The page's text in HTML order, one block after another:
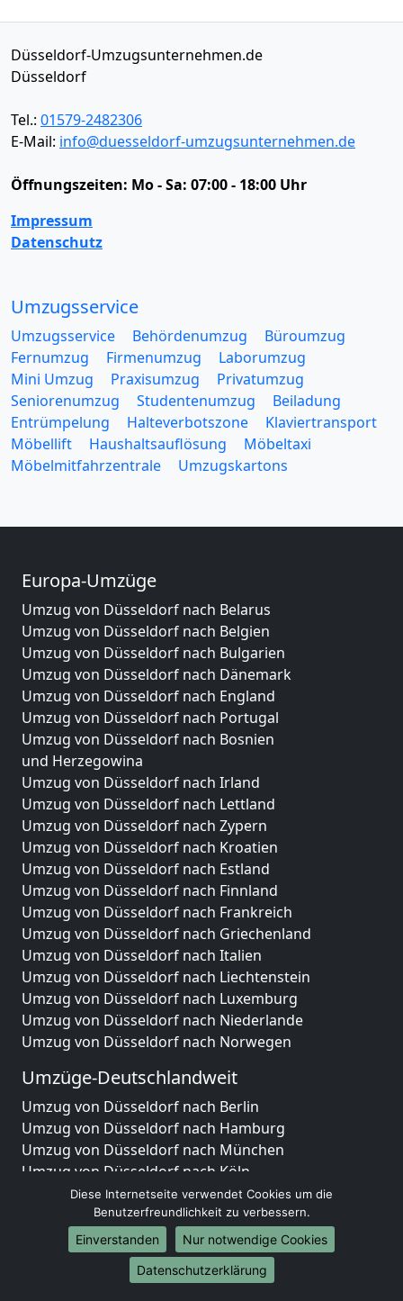
Düsseldorf-Umzugsunternehmen.de
Düsseldorf
Tel.: 01579-2482306
E-Mail: info@duesseldorf-umzugsunternehmen.de
Öffnungszeiten: Mo - Sa: 07:00 - 18:00 Uhr
Impressum
Datenschutz
Umzugsservice
Umzugsservice Behördenumzug
Büroumzug
Fernumzug
Firmenumzug
Laborumzug
Mini Umzug
Praxisumzug
Privatumzug
Seniorenumzug
Studentenumzug
Beiladung
Entrümpelung
Halteverbotszone
Klaviertransport
Möbellift
Haushaltsauflösung
Möbeltaxi
Möbelmitfahrzentrale
Umzugskartons
Europa-Umzüge
Umzug von Düsseldorf nach Belarus
Umzug von Düsseldorf nach Belgien
Umzug von Düsseldorf nach Bulgarien
Umzug von Düsseldorf nach Dänemark
Umzug von Düsseldorf nach England
Umzug von Düsseldorf nach Portugal
Umzug von Düsseldorf nach Bosnien
und Herzegowina
Umzug von Düsseldorf nach Irland
Umzug von Düsseldorf nach Lettland
Umzug von Düsseldorf nach Zypern
Umzug von Düsseldorf nach Kroatien
Umzug von Düsseldorf nach Estland
Umzug von Düsseldorf nach Finnland
Umzug von Düsseldorf nach Frankreich
Umzug von Düsseldorf nach Griechenland
Umzug von Düsseldorf nach Italien
Umzug von Düsseldorf nach Liechtenstein
Umzug von Düsseldorf nach Luxemburg
Umzug von Düsseldorf nach Niederlande
Umzug von Düsseldorf nach Norwegen
Umzüge-Deutschlandweit
Umzug von Düsseldorf nach Berlin
Umzug von Düsseldorf nach Hamburg
Umzug von Düsseldorf nach München
Umzug von Düsseldorf nach Köln
Umzug von Düsseldorf nach Frankfurt am Main
Umzug von Düsseldorf nach Stuttgart
Umzug von Düsseldorf nach Düsseldorf
Umzug von Düsseldorf nach Leipzig
Umzug von Düsseldorf nach Dortmund
Diese Internetseite verwendet Cookies um die
Benutzerfreundlichkeit zu verbessern.
Einverstanden
Nur notwendige Cookies
Datenschutzerklärung